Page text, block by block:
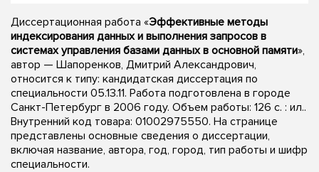
Диссертационная работа «Эффективные методы
индексирования данных и выполнения запросов в
системах управления базами данных в основной памяти»,
автор — Шапоренков, Дмитрий Александрович,
относится к типу: кандидатская диссертация по
специальности 05.13.11. Работа подготовлена в городе
Санкт-Петербург в 2006 году. Объем работы: 126 с. : ил..
Внутренний код товара: 01002975550. На странице
представлены основные сведения о диссертации,
включая название, автора, год, город, тип работы и шифр
специальности.